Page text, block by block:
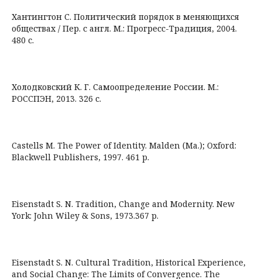
Хантингтон С. Политический порядок в меняющихся
обществах / Пер. с англ. М.: Прогресс-Традиция, 2004.
480 с.
Холодковский К. Г. Самоопределение России. М.:
РОССПЭН, 2013. 326 с.
Castells M. The Power of Identity. Malden (Ma.); Oxford:
Blackwell Publishers, 1997. 461 p.
Eisenstadt S. N. Tradition, Change and Modernity. New
York: John Wiley & Sons, 1973.367 p.
Eisenstadt S. N. Cultural Tradition, Historical Experience,
and Social Change: The Limits of Convergence. The